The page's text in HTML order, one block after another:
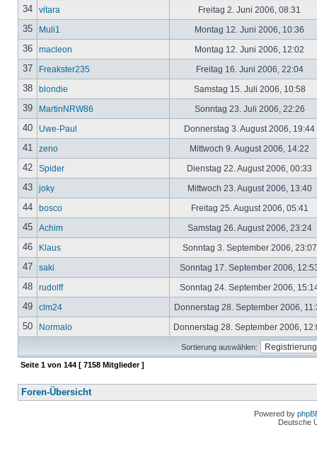
34 vitara Freitag 2. Juni 2006, 08:31
35 Muli1 Montag 12. Juni 2006, 10:36
36 macleon Montag 12. Juni 2006, 12:02
37 Freakster235 Freitag 16. Juni 2006, 22:04
38 blondie Samstag 15. Juli 2006, 10:58
39 MartinNRW86 Sonntag 23. Juli 2006, 22:26
40 Uwe-Paul Donnerstag 3. August 2006, 19:44
41 zeno Mittwoch 9. August 2006, 14:22
42 Spider Dienstag 22. August 2006, 00:33
43 joky Mittwoch 23. August 2006, 13:40
44 bosco Freitag 25. August 2006, 05:41
45 Achim Samstag 26. August 2006, 23:24
46 Klaus Sonntag 3. September 2006,
47 saki Sonntag 17. September 2006,
48 rudolff Sonntag 24. September 2006,
49 clm24 Donnerstag 28. September 2006,
50 Normalo Donnerstag 28. September 2006,
Sortierung auswählen:
Seite 1 von 144 [ 7158 Mitglieder ]
Foren-Übersicht
Powered by
Deutsche